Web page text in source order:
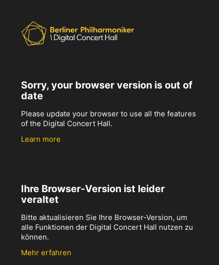
Sorry, your browser version is out of
date
Please update your browser to use all the features
of the Digital Concert Hall.
Learn more
Ihre Browser-Version ist leider
veraltet
Bitte aktualisieren Sie Ihre Browser-Version, um
alle Funktionen der Digital Concert Hall nutzen zu
können.
Mehr erfahren